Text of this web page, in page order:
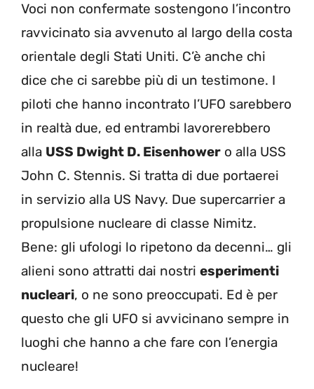
Voci non confermate sostengono l’incontro
ravvicinato sia avvenuto al largo della costa
orientale degli Stati Uniti. C’è anche chi
dice che ci sarebbe più di un testimone. I
piloti che hanno incontrato l’UFO sarebbero
in realtà due, ed entrambi lavorerebbero
alla USS Dwight D. Eisenhower o alla USS
John C. Stennis. Si tratta di due portaerei
in servizio alla US Navy. Due supercarrier a
propulsione nucleare di classe Nimitz.
Bene: gli ufologi lo ripetono da decenni… gli
alieni sono attratti dai nostri esperimenti
nucleari, o ne sono preoccupati. Ed è per
questo che gli UFO si avvicinano sempre in
luoghi che hanno a che fare con l’energia
nucleare!